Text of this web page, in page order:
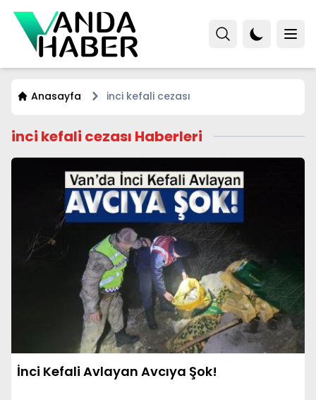
Anasayfa inci kefali cezası
inci kefali cezası Haberleri
İnci Kefali Avlayan Avcıya Şok!